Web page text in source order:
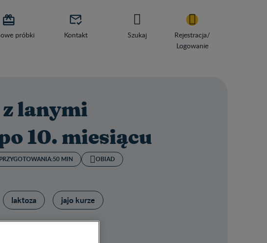

próbki

Kontakt Szukaj
Rejestracja/
Logowanie
lanymi
10. miesiącu
50 MIN OBIAD
laktoza jajo kurze